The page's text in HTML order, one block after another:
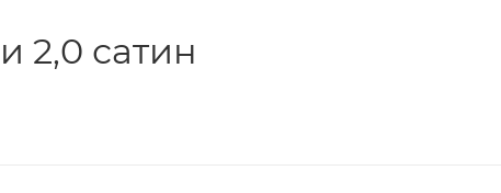
2,0 сатин